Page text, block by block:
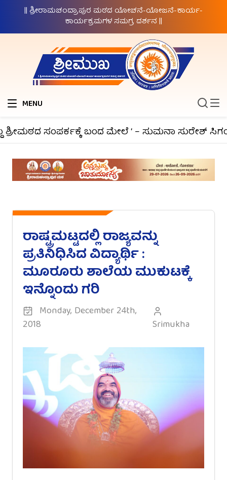
|| ಶ್ರೀರಾಮಚಂದ್ರಾಪುರ ಮಠದ ಯೋಚನೆ-ಯೋಜನೆ-ಕಾರ್ಯ-
ಕಾರ್ಯಕ್ರಮಗಳ ಸಮಗ್ರ ದರ್ಶನ ||
MENU
ಸಂಪರ್ಕಕ್ಕೆ ಬಂದ ಮೇಲೆ ‘ – ಸುಮನಾ ಸುರೇಶ್
ರಾಷ್ಟ್ರಮಟ್ಟದಲ್ಲಿ ರಾಜ್ಯವನ್ನು
ಪ್ರತಿನಿಧಿಸಿದ ವಿದ್ಯಾರ್ಥಿ :
ಮೂರೂರು ಶಾಲೆಯ ಮುಕುಟಕ್ಕೆ
ಇನ್ನೊಂದು ಗರಿ
Monday, December 24th,
2018
Srimukha